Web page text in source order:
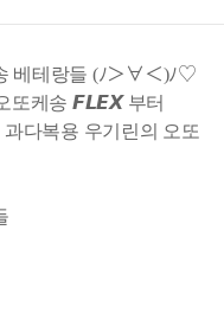
베테랑들 (ﾉ＞∀＜)ﾉ♡
또케송 𝙁𝙇𝙀𝙓 부터
다복용 우기린의 오또